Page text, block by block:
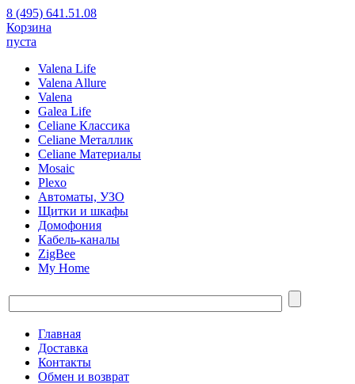
8 (495) 641.51.08
Корзина
пуста
Valena Life
Valena Allure
Valena
Galea Life
Celiane Классика
Celiane Металлик
Celiane Материалы
Mosaic
Plexo
Автоматы, УЗО
Щитки и шкафы
Домофония
Кабель-каналы
ZigBee
My Home
Главная
Доставка
Контакты
Обмен и возврат